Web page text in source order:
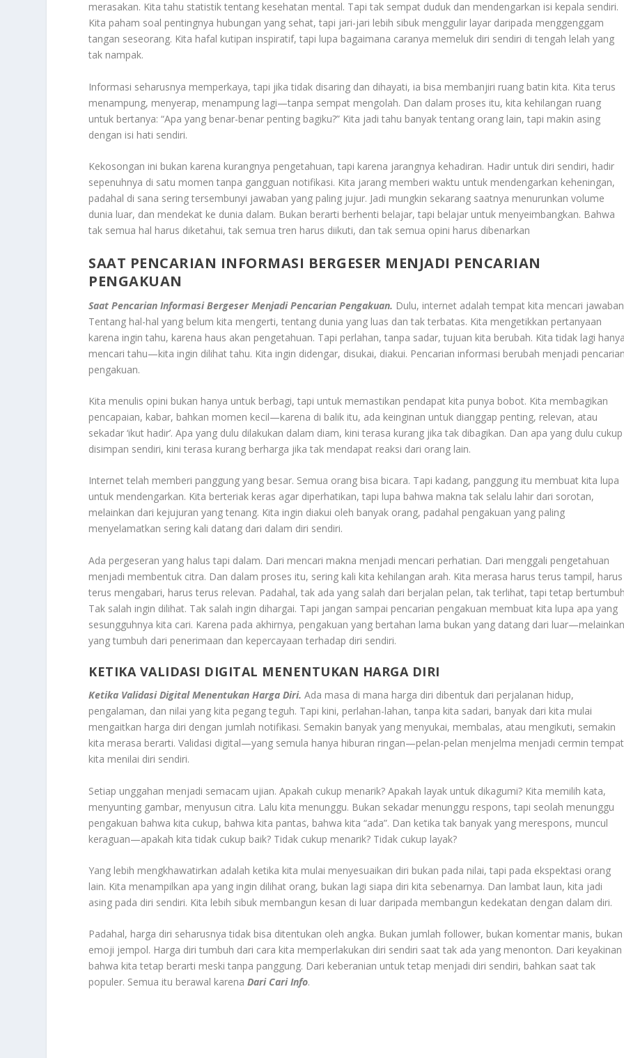
merasakan. Kita tahu statistik tentang kesehatan mental. Tapi tak sempat duduk dan mendengarkan isi kepala sendiri.
Kita paham soal pentingnya hubungan yang sehat, tapi jari-jari lebih sibuk menggulir layar daripada menggenggam
tangan seseorang. Kita hafal kutipan inspiratif, tapi lupa bagaimana caranya memeluk diri sendiri di tengah lelah yang
tak nampak.
Informasi seharusnya memperkaya, tapi jika tidak disaring dan dihayati, ia bisa membanjiri ruang batin kita. Kita terus
menampung, menyerap, menampung lagi—tanpa sempat mengolah. Dan dalam proses itu, kita kehilangan ruang
untuk bertanya: “Apa yang benar-benar penting bagiku?” Kita jadi tahu banyak tentang orang lain, tapi makin asing
dengan isi hati sendiri.
Kekosongan ini bukan karena kurangnya pengetahuan, tapi karena jarangnya kehadiran. Hadir untuk diri sendiri, hadir
sepenuhnya di satu momen tanpa gangguan notifikasi. Kita jarang memberi waktu untuk mendengarkan keheningan,
padahal di sana sering tersembunyi jawaban yang paling jujur. Jadi mungkin sekarang saatnya menurunkan volume
dunia luar, dan mendekat ke dunia dalam. Bukan berarti berhenti belajar, tapi belajar untuk menyeimbangkan. Bahwa
tak semua hal harus diketahui, tak semua tren harus diikuti, dan tak semua opini harus dibenarkan
SAAT PENCARIAN INFORMASI BERGESER MENJADI PENCARIAN
PENGAKUAN
Saat Pencarian Informasi Bergeser Menjadi Pencarian Pengakuan. Dulu, internet adalah tempat kita mencari
Tentang hal-hal yang belum kita mengerti, tentang dunia yang luas dan tak terbatas. Kita mengetikkan pertanyaan
karena ingin tahu, karena haus akan pengetahuan. Tapi perlahan, tanpa sadar, tujuan kita berubah. Kita tidak lagi hanya
mencari tahu—kita ingin dilihat tahu. Kita ingin didengar, disukai, diakui. Pencarian informasi berubah menjadi pencarian
pengakuan.
Kita menulis opini bukan hanya untuk berbagi, tapi untuk memastikan pendapat kita punya bobot. Kita membagikan
pencapaian, kabar, bahkan momen kecil—karena di balik itu, ada keinginan untuk dianggap penting, relevan, atau
sekadar ‘ikut hadir’. Apa yang dulu dilakukan dalam diam, kini terasa kurang jika tak dibagikan. Dan apa yang dulu cukup
disimpan sendiri, kini terasa kurang berharga jika tak mendapat reaksi dari orang lain.
Internet telah memberi panggung yang besar. Semua orang bisa bicara. Tapi kadang, panggung itu membuat kita lupa
untuk mendengarkan. Kita berteriak keras agar diperhatikan, tapi lupa bahwa makna tak selalu lahir dari sorotan,
melainkan dari kejujuran yang tenang. Kita ingin diakui oleh banyak orang, padahal pengakuan yang paling
menyelamatkan sering kali datang dari dalam diri sendiri.
Ada pergeseran yang halus tapi dalam. Dari mencari makna menjadi mencari perhatian. Dari menggali pengetahuan
menjadi membentuk citra. Dan dalam proses itu, sering kali kita kehilangan arah. Kita merasa harus terus tampil, harus
terus mengabari, harus terus relevan. Padahal, tak ada yang salah dari berjalan pelan, tak terlihat, tapi tetap
Tak salah ingin dilihat. Tak salah ingin dihargai. Tapi jangan sampai pencarian pengakuan membuat kita lupa apa yang
sesungguhnya kita cari. Karena pada akhirnya, pengakuan yang bertahan lama bukan yang datang dari luar—melainkan
yang tumbuh dari penerimaan dan kepercayaan terhadap diri sendiri.
KETIKA VALIDASI DIGITAL MENENTUKAN HARGA DIRI
Ketika Validasi Digital Menentukan Harga Diri.Ada masa di mana harga diri dibentuk dari perjalanan hidup,
pengalaman, dan nilai yang kita pegang teguh. Tapi kini, perlahan-lahan, tanpa kita sadari, banyak dari kita mulai
mengaitkan harga diri dengan jumlah notifikasi. Semakin banyak yang menyukai, membalas, atau mengikuti, semakin
kita merasa berarti. Validasi digital—yang semula hanya hiburan ringan—pelan-pelan menjelma menjadi cermin tempat
kita menilai diri sendiri.
Setiap unggahan menjadi semacam ujian. Apakah cukup menarik? Apakah layak untuk dikagumi? Kita memilih kata,
menyunting gambar, menyusun citra. Lalu kita menunggu. Bukan sekadar menunggu respons, tapi seolah menunggu
pengakuan bahwa kita cukup, bahwa kita pantas, bahwa kita “ada”. Dan ketika tak banyak yang merespons, muncul
keraguan—apakah kita tidak cukup baik? Tidak cukup menarik? Tidak cukup layak?
Yang lebih mengkhawatirkan adalah ketika kita mulai menyesuaikan diri bukan pada nilai, tapi pada ekspektasi orang
lain. Kita menampilkan apa yang ingin dilihat orang, bukan lagi siapa diri kita sebenarnya. Dan lambat laun, kita jadi
asing pada diri sendiri. Kita lebih sibuk membangun kesan di luar daripada membangun kedekatan dengan dalam diri.
Padahal, harga diri seharusnya tidak bisa ditentukan oleh angka. Bukan jumlah follower, bukan komentar manis, bukan
emoji jempol. Harga diri tumbuh dari cara kita memperlakukan diri sendiri saat tak ada yang menonton. Dari keyakinan
bahwa kita tetap berarti meski tanpa panggung. Dari keberanian untuk tetap menjadi diri sendiri, bahkan saat tak
populer. Semua itu berawal karenaDari Cari Info.